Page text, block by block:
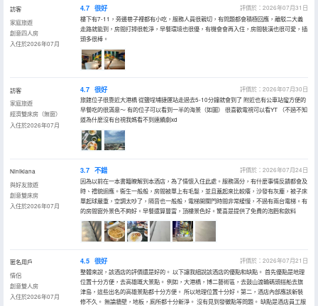
訪客
家庭旅遊
創意四人房
入住於2026年07月
4.7 很好
評價於：2026年07月31日
樓下有7-11，旁邊巷子裡都有小吃，服務人員很親切，有問題都會積極回應，離駁二大義
走路就能到，房間打掃很乾淨，早餐環境也很優，有機會會再入住，房間裝潢也很可愛，插
頭多很棒。
訪客
家庭旅遊
經濟雙床房（無窗）
入住於2026年07月
4.7 很好
評價於：2026年07月30日
旅館位子很靠近大港橋 從鹽埕埔捷運站走過去5-10分鐘就會到了 附近也有公車站蠻方便的
早餐吃的很滿意～ 有的位子可以看到一半的海景（如圖） 很喜歡電視可以看YT （不過不知
道為什麼沒有台視我媽看不到連續劇xd
Ninikiana
與好友旅遊
創意雙床房
入住於2026年07月
3.7 不錯
評價於：2026年07月24日
因為以前在一本書籍瞭解到本酒店，為了情懷入住此處。服務滿分，有什麼事情反饋都會及
時、禮貌迴應。衞生一般般，房間被單上有毛髮，並且蓋起來比較癢，沙發有灰塵，被子床
單起球嚴重，空調太吵了，隔音也一般般，電梯開關門時間非常緩慢，不過有兩台電梯。有
的房間窗外景色不夠好。早餐還算豐富，頂樓景色好。驚喜是提供了免費的泡麪和飲料
匿名用戶
情侶
創意雙人房
入住於2026年07月
4.5 很好
評價於：2026年07月21日
整體來說，該酒店的評價還是好的。 以下讓我細說該酒店的優點和缺點。 首先優點是地理
位置十分方便，去高雄嘅大景點。 例如，大港橋，博二藝術區，去鼓山渡輪碼頭搭船去旗
津島，這些出名的高雄景點都十分方便。 所以地理位置十分好。第二，酒店內部應該新裝
修不久。 無論牆壁，地板，廁所都十分新淨。 沒有見到發黴點等問題。 缺點是酒店員工服